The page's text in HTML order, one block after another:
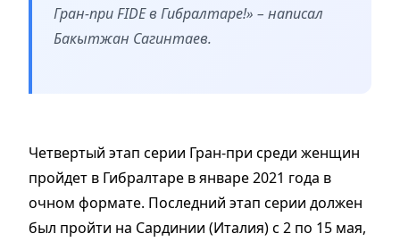
Гран-при FIDE в Гибралтаре!» – написал
Бакытжан Сагинтаев.
Четвертый этап серии Гран-при среди женщин
пройдет в Гибралтаре в январе 2021 года в
очном формате. Последний этап серии должен
был пройти на Сардинии (Италия) с 2 по 15 мая,